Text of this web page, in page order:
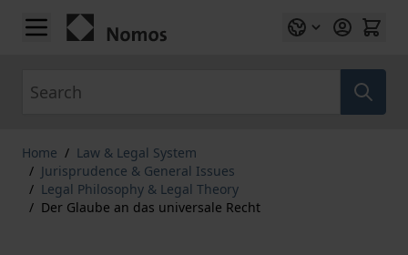
Skip to Content
Home / Law & Legal System
/ Jurisprudence & General Issues
/ Legal Philosophy & Legal Theory
/ Der Glaube an das universale Recht